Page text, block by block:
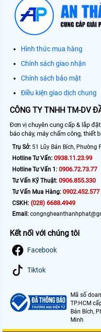
Hình thức mua hàng
Chính sách giao nhận
Chính sách bảo mật
Điều kiện giao dịch chung
CÔNG TY TNHH TM-DV
Đơn vị chuyên cung cấp & lắp
báo cháy, máy chấm công, thiết
Trụ Sở: 51 Lũy Bán Bích, Phường
Hotline Tư Vấn: 0938.11.23.99
Hotline Tư Vấn 1: 0906.72.73.77
Tư Vấn Kỹ Thuật: 0906.855.330
Tư Vấn Mua Hàng: 0902.452.577
CSKH: (028) 6688.4949
Email:
Kết nối với chúng tôi
Facebook
Tiktok
Mã số
TP.HCM
Bán Bích,
Minh